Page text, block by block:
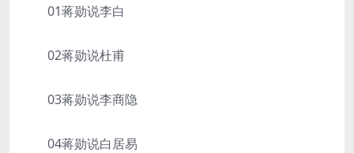
01蒋勋说李白
02蒋勋说杜甫
03蒋勋说李商隐
04蒋勋说白居易